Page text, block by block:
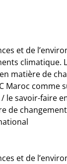
et de
climatique.
matière de
comme
le savoir-faire
de
et de